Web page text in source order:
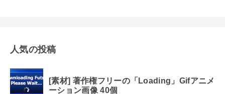
人気の投稿
[素材] 著作権フリーの「Loading」Gifアニメ
ーション画像 40個